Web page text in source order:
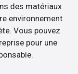
des matériaux
environnement
Vous pouvez
pour une